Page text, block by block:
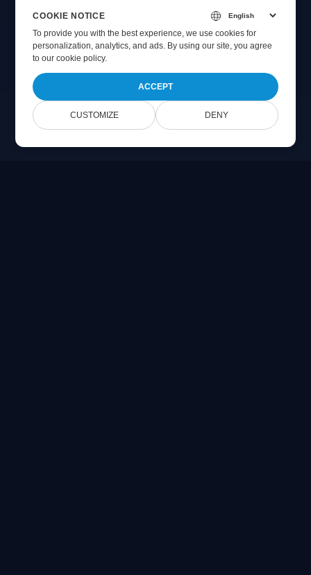
COOKIE NOTICE
To provide you with the best experience, we use cookies for
personalization, analytics, and ads. By using our site, you agree
toour cookie policy.
ACCEPT
CUSTOMIZE DENY